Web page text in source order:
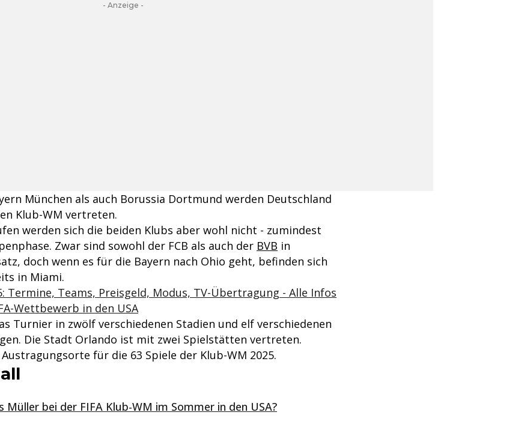
- Anzeige -
München als auch Borussia Dortmund werden Deutschland
Klub-WM vertreten.
werden sich die beiden Klubs aber wohl nicht - zumindest
Zwar sind sowohl der FCB als auch der BVB in
doch wenn es für die Bayern nach Ohio geht, befinden sich
in Miami.
Termine, Teams, Preisgeld, Modus, TV-Übertragung - Alle Infos
Wettbewerb in den USA
Turnier in zwölf verschiedenen Stadien und elf verschiedenen
Die Stadt Orlando ist mit zwei Spielstätten vertreten.
für die 63 Spiele der Klub-WM 2025.
Müller bei der FIFA Klub-WM im Sommer in den USA?